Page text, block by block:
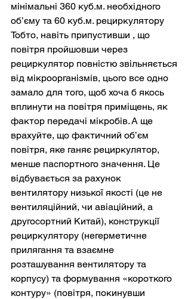
мінімальні 360 куб.м. необхідного
об’єму та 60 куб.м. рециркулятору
Тобто, навіть припустивши , що
повітря пройшовши через
рециркулятор повністю звільняється
від мікроорганізмів, цього все одно
замало для того, щоб хоча б якось
вплинути на повітря приміщень, як
фактор передачі мікробів. А ще
врахуйте, що фактичний об’єм
повітря, яке ганяє рециркулятор,
менше паспортного значення. Це
відбувається за рахунок
вентилятору низької якості (це не
вентиляційний, чи авіаційний, а
другосортний Китай), конструкції
рециркулятору (негерметичне
прилягання та взаємне
розташування вентилятору та
корпусу) та формування «короткого
контуру» (повітря, покинувши